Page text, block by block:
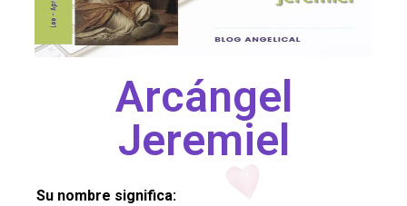
Arcángel
Jeremiel
Su nombre significa: